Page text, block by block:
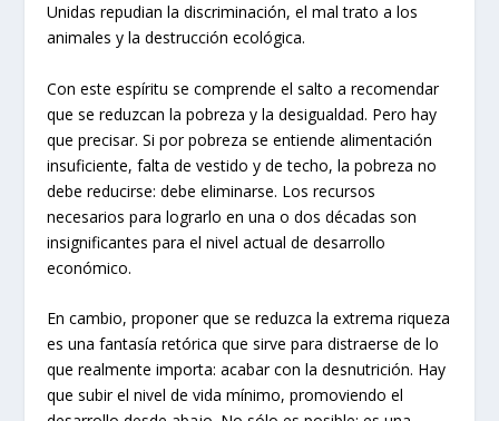
Unidas repudian la discriminación, el mal trato a los
animales y la destrucción ecológica.
Con este espíritu se comprende el salto a recomendar
que se reduzcan la pobreza y la desigualdad. Pero hay
que precisar. Si por pobreza se entiende alimentación
insuficiente, falta de vestido y de techo, la pobreza no
debe reducirse: debe eliminarse. Los recursos
necesarios para lograrlo en una o dos décadas son
insignificantes para el nivel actual de desarrollo
económico.
En cambio, proponer que se reduzca la extrema riqueza
es una fantasía retórica que sirve para distraerse de lo
que realmente importa: acabar con la desnutrición. Hay
que subir el nivel de vida mínimo, promoviendo el